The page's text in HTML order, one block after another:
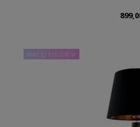
WIĘCEJ KOLORÓW